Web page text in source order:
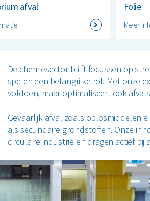
afval Folie
Meer
De chemiesector blijft focussen op
spelen een belangrijke rol. Met onze
voldoen, maar optimaliseert ook
Gevaarlijk afval zoals oplosmiddelen
als secundaire grondstoffen. Onze
circulaire industrie en dragen actief